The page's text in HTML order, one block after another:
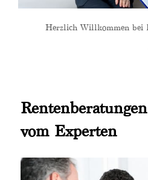
Herzlich Willkommen bei
vom Experten